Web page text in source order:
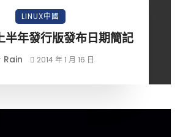
LINUX中國
半年發行版發布日期簡記
Rain 2014 年 1 月 16 日